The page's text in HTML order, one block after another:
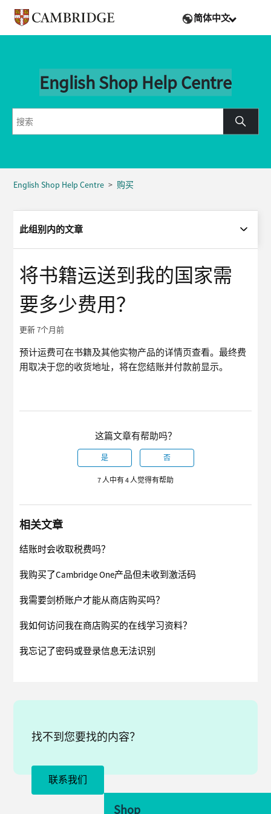
简体中文
English Shop Help Centre
English Shop Help Centre 购买
此组别内的文章
将书籍运送到我的国家需
要多少费用？
更新7个月前
预计运费可在书籍及其他实物产品的详情页查看。最终费
用取决于您的收货地址，将在您结账并付款前显示。
这篇文章有帮助吗？
是 否
7 人中有 4 人觉得有帮助
相关文章
结账时会收取税费吗？
我购买了Cambridge One产品但未收到激活码
我需要剑桥账户才能从商店购买吗？
我如何访问我在商店购买的在线学习资料？
我忘记了密码或登录信息无法识别
找不到您要找的内容？
联系我们
Shop